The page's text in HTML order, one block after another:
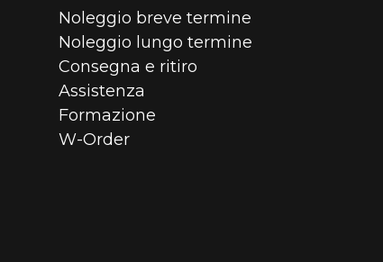
Noleggio breve termine
Noleggio lungo termine
Consegna e ritiro
Assistenza
Formazione
W-Order